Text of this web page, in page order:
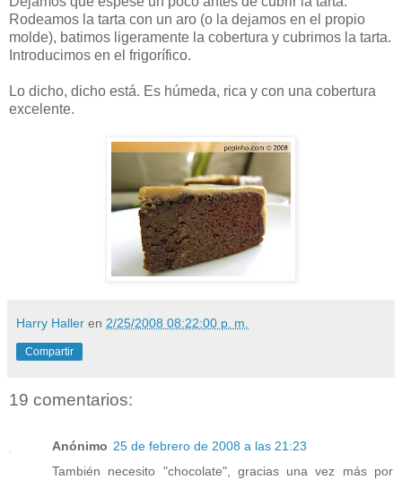
Rodeamos la tarta con un aro (o la dejamos en el propio
molde), batimos ligeramente la cobertura y cubrimos la tarta.
Introducimos en el frigorífico.
Lo dicho, dicho está. Es húmeda, rica y con una cobertura
excelente.
Harry Haller en 2/25/2008 08:22:00 p. m.
Compartir
19 comentarios:
Anónimo 25 de febrero de 2008 a las 21:23
También necesito "chocolate", gracias una vez más por